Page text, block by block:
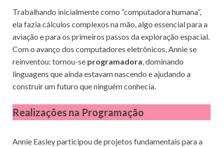
Trabalhando inicialmente como “computadora humana”,
ela fazia cálculos complexos na mão, algo essencial para a
aviação e para os primeiros passos da exploração espacial.
Com o avanço dos computadores eletrônicos, Annie se
reinventou: tornou-se programadora, dominando
linguagens que ainda estavam nascendo e ajudando a
construir um futuro que ninguém conhecia.
Realizações na Programação
Annie Easley participou de projetos fundamentais para a